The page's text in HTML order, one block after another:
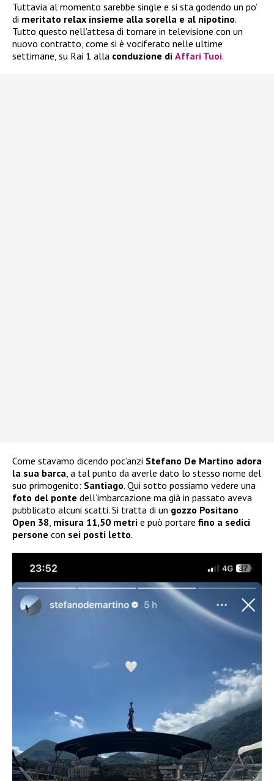
Tuttavia al momento sarebbe single e si sta godendo un po’
di meritato relax insieme alla sorella e al nipotino.
Tutto questo nell’attesa di tornare in televisione con un
nuovo contratto, come si è vociferato nelle ultime
settimane, su Rai 1 alla conduzione di Affari Tuoi.
Come stavamo dicendo poc’anzi Stefano De Martino adora
la sua barca, a tal punto da averle dato lo stesso nome del
suo primogenito: Santiago. Qui sotto possiamo vedere una
foto del ponte dell’imbarcazione ma già in passato aveva
pubblicato alcuni scatti. Si tratta di un gozzo Positano
Open 38, misura 11,50 metri e può portare fino a sedici
persone con sei posti letto.